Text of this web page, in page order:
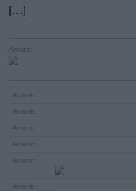
[…]
Annons:
Annons:
Annons:
Annons:
Annons:
Annons:
Annons: